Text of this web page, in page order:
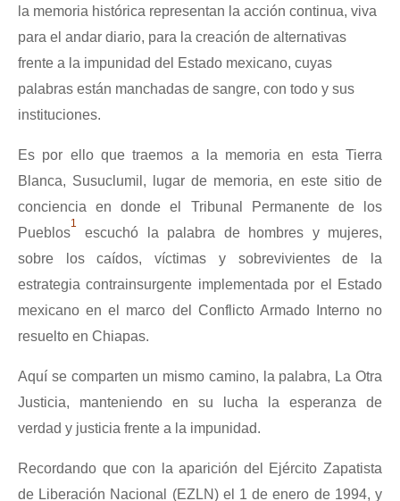
la memoria histórica representan la acción continua, viva
para el andar diario, para la creación de alternativas
frente a la impunidad del Estado mexicano, cuyas
palabras están manchadas de sangre, con todo y sus
instituciones.
Es por ello que traemos a la memoria en esta Tierra
Blanca, Susuclumil, lugar de memoria, en este sitio de
conciencia en donde el Tribunal Permanente de los
Pueblos
1
escuchó la palabra de hombres y mujeres,
sobre los caídos, víctimas y sobrevivientes de la
estrategia contrainsurgente implementada por el Estado
mexicano en el marco del Conflicto Armado Interno no
resuelto en Chiapas.
Aquí se comparten un mismo camino, la palabra, La Otra
Justicia, manteniendo en su lucha la esperanza de
verdad y justicia frente a la impunidad.
Recordando que con la aparición del Ejército Zapatista
de Liberación Nacional (EZLN) el 1 de enero de 1994, y